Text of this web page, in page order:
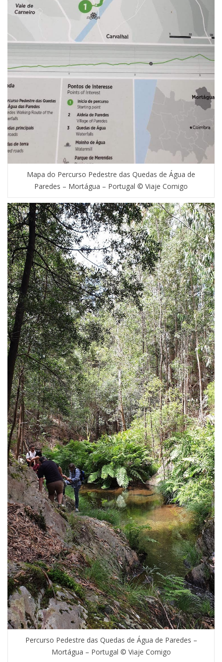
Mapa do Percurso Pedestre das Quedas de Água de
Paredes – Mortágua – Portugal © Viaje Comigo
Percurso Pedestre das Quedas de Água de Paredes –
Mortágua – Portugal © Viaje Comigo